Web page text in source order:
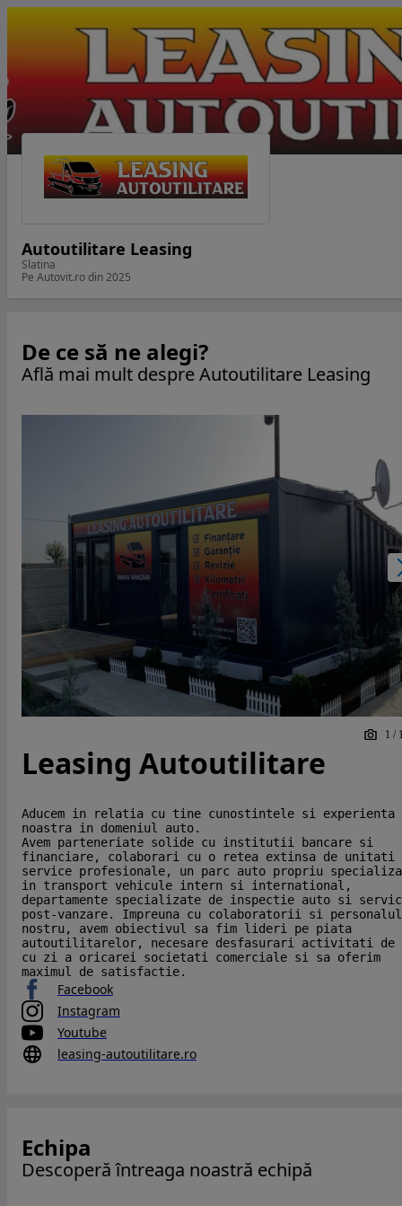
Autoutilitare Leasing
Slatina
Pe Autovit.ro din 2025
De ce să ne alegi?
Află mai mult despre Autoutilitare Leasing
1 /
Leasing Autoutilitare
Aducem in relatia cu tine cunostintele si experienta
noastra in domeniul auto.
Avem parteneriate solide cu institutii bancare si
financiare, colaborari cu o retea extinsa de unitati
service profesionale, un parc auto propriu
in transport vehicule intern si international,
departamente specializate de inspectie auto si
post-vanzare. Impreuna cu colaboratorii si personalul
nostru, avem obiectivul sa fim lideri pe piata
autoutilitarelor, necesare desfasurari activitati de
cu zi a oricarei societati comerciale si sa oferim
maximul de satisfactie.
Facebook
Instagram
Youtube
leasing-autoutilitare.ro
Echipa
Descoperă întreaga noastră echipă